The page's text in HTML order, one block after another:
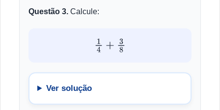
Questão 3. Calcule:
14 +3 8
Ver solução